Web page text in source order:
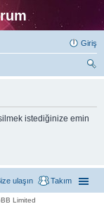
Giriş
istediğinize emin
Takım
ulaşın
Limited